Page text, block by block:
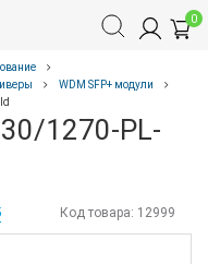
0
WDM SFP+ модули
1270-PL-
Код товара: 12999